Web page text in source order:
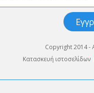
Copyright 2014 -
Κατασκευή ιστοσελίδων